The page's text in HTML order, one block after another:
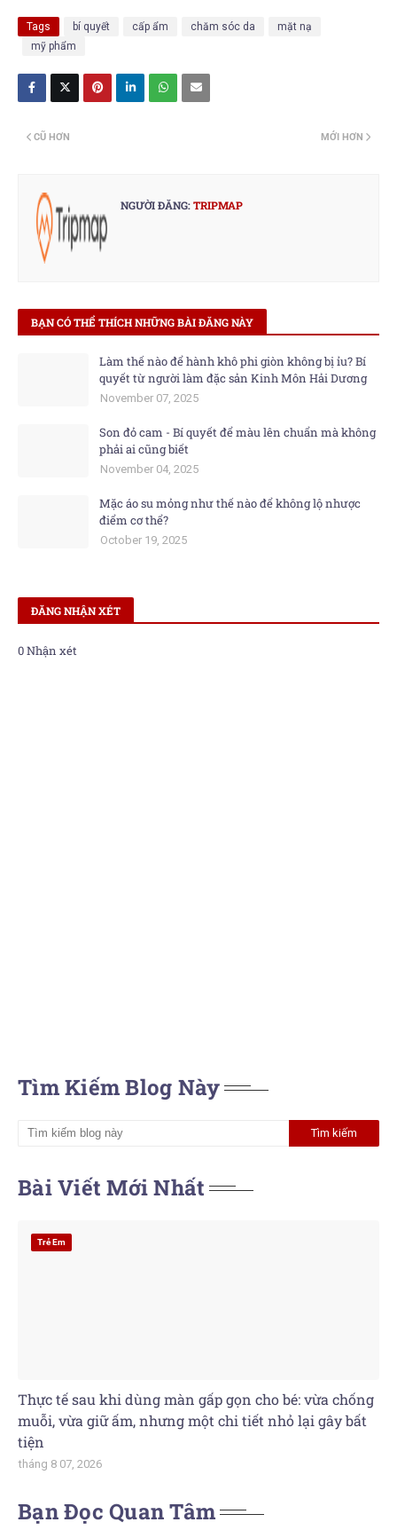
Tags bí quyết cấp ẩm chăm sóc da
mặt nạ
mỹ phẩm
MỚI HƠN
CŨ HƠN
NGƯỜI ĐĂNG:TRIPMAP
BẠN CÓ THỂ THÍCH NHỮNG BÀI ĐĂNG NÀY
Làm thế nào để hành khô phi giòn không bị ỉu? Bí
quyết từ người làm đặc sản Kinh Môn Hải Dương
November 07, 2025
Son đỏ cam - Bí quyết để màu lên chuẩn mà không
phải ai cũng biết
November 04, 2025
Mặc áo su mỏng như thế nào để không lộ nhược
điểm cơ thể?
October 19, 2025
ĐĂNG NHẬN XÉT
0 Nhận xét
Tìm Kiếm Blog Này
Bài Viết Mới Nhất
Trẻ Em
Thực tế sau khi dùng màn gấp gọn cho bé: vừa chống
muỗi, vừa giữ ấm, nhưng một chi tiết nhỏ lại gây bất
tiện
tháng 8 07, 2026
Bạn Đọc Quan Tâm